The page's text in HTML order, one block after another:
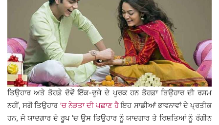
ਤਿਉਹਾਰ ਅਤੇ ਤੋਹਫ਼ੇ ਦੋਵੇਂ ਇੱਕ-ਦੂਜੇ ਦੇ ਪੂਰਕ ਹਨ ਤੋਹਫ਼ਾ ਤਿਉਹਾਰ ਦੀ ਰਸਮ
ਨਹੀਂ, ਸਗੋਂ ਤਿਉਹਾਰ ’ਚ ਨੇੜਤਾ ਦੀ ਪਛਾਣ ਹੈਇਹ ਸਾਡੀਆਂ ਭਾਵਨਾਵਾਂ ਦੇ ਪ੍ਰਤੀਕ
ਹਨ, ਜੋ ਯਾਦਗਾਰ ਦੇ ਰੂਪ ’ਚ ਉਸ ਤਿਉਹਾਰ ਨੂੰ ਯਾਦਗਾਰ ਤੇ ਰਿਸ਼ਤਿਆਂ ਨੂੰ ਰੰਗੀਨ